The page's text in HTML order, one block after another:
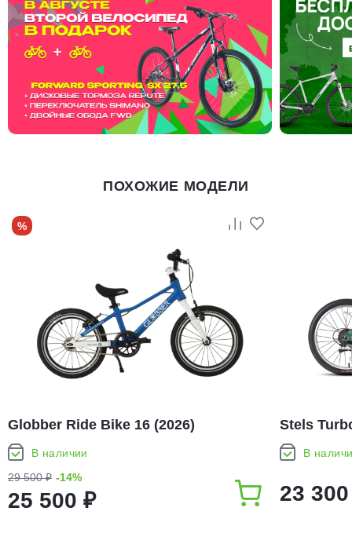
ПОХОЖИЕ МОДЕЛИ
%
Globber Ride Bike 16 (2026)
В наличии
29 500 ₽ -14%
25 500 ₽
Stels
В
23